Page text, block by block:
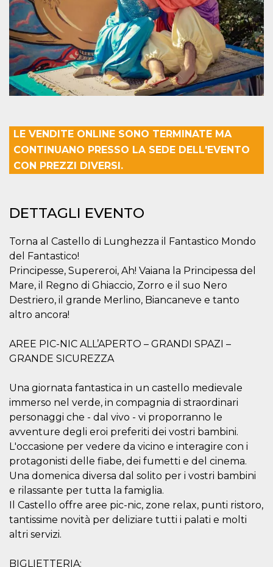
LE VENDITE ONLINE SONO TERMINATE MA
CONTINUANO PRESSO LA SEDE DELL'EVENTO
CON PREZZI DIVERSI.
DETTAGLI EVENTO
Torna al Castello di Lunghezza il Fantastico Mondo
del Fantastico!
Principesse, Supereroi, Ah! Vaiana la Principessa del
Mare, il Regno di Ghiaccio, Zorro e il suo Nero
Destriero, il grande Merlino, Biancaneve e tanto
altro ancora!
AREE PIC-NIC ALL’APERTO – GRANDI SPAZI –
GRANDE SICUREZZA
Una giornata fantastica in un castello medievale
immerso nel verde, in compagnia di straordinari
personaggi che - dal vivo - vi proporranno le
avventure degli eroi preferiti dei vostri bambini.
L'occasione per vedere da vicino e interagire con i
protagonisti delle fiabe, dei fumetti e del cinema.
Una domenica diversa dal solito per i vostri bambini
e rilassante per tutta la famiglia.
Il Castello offre aree pic-nic, zone relax, punti ristoro,
tantissime novità per deliziare tutti i palati e molti
altri servizi.
BIGLIETTERIA:
m
Stripe
m.stripe.com
1 anno 1
Questo cookie
viene
generalmente
utilizzato per le
prestazioni e
l'ottimizzazione
dei servizi di
elaborazione
dei pagamenti,
facilitando la
memorizzazione
pagine più
oooh.events
2 giorni
dal servizio
visitatori. È
necessario che il
Cookie-
Script.com
funzioni
correttamente.
Storage declaration
Nome
type
Descrizione
fbssls_314278995690155
wpEmojiSettingsSupports
Session
storage
cn_uc__
Local
storage
Nome
Provider /
Scadenza Descrizione